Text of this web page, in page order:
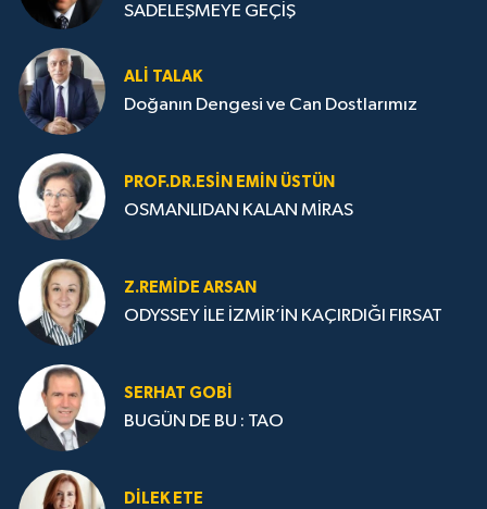
SADELEŞMEYE GEÇİŞ
ALI TALAK
Doğanın Dengesi ve Can Dostlarımız
PROF.DR.ESIN EMIN ÜSTÜN
OSMANLIDAN KALAN MİRAS
Z.REMIDE ARSAN
ODYSSEY İLE İZMİR’İN KAÇIRDIĞI FIRSAT
SERHAT GOBİ
BUGÜN DE BU : TAO
DILEK ETE